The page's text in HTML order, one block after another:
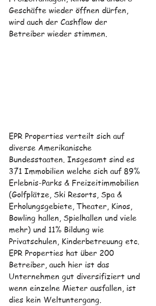
Geschäfte wieder öffnen dürfen,
wird auch der Cashflow der
Betreiber wieder stimmen.
EPR Properties verteilt sich auf
diverse Amerikanische
Bundesstaaten. Insgesamt sind es
371 Immobilien welche sich auf 89%
Erlebnis-Parks & Freizeitimmobilien
(Golfplätze, Ski Resorts, Spa &
Erholungsgebiete, Theater, Kinos,
Bowling hallen, Spielhallen und viele
mehr) und 11% Bildung wie
Privatschulen, Kinderbetreuung etc.
EPR Properties hat über 200
Betreiber, auch hier ist das
Unternehmen gut diversifiziert und
wenn einzelne Mieter ausfallen, ist
dies kein Weltuntergang.